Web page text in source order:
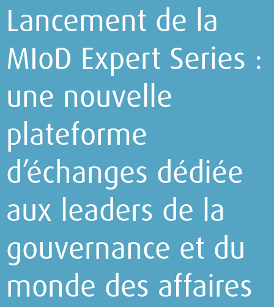
Lancement de la
MIoD Expert Series :
une nouvelle
plateforme
d’échanges dédiée
aux leaders de la
gouvernance et du
monde des affaires